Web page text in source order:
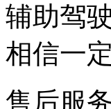
辅助驾
相信一定
售后服